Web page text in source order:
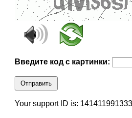
Введите код с картинки:
Отправить
Your support ID is: